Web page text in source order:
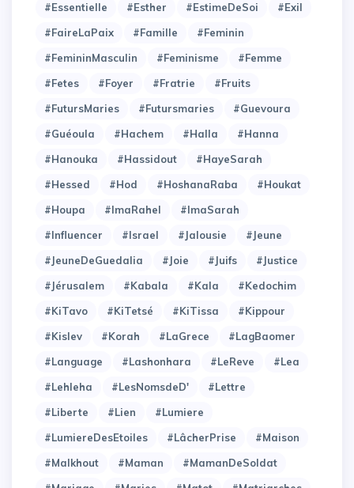
#Essentielle
#Esther #EstimeDeSoi
#Exil
#FaireLaPaix
#Famille
#Feminin
#FemininMasculin
#Feminisme
#Femme
#Fetes
#Foyer #Fratrie
#Fruits
#FutursMaries
#Futursmaries
#Guevoura
#Guéoula
#Hachem #Halla
#Hanna
#Hanouka
#Hassidout
#HayeSarah
#Hessed
#Hod #HoshanaRaba
#Houkat
#Houpa
#ImaRahel
#ImaSarah
#Influencer
#Israel #Jalousie
#Jeune
#JeuneDeGuedalia
#Joie #Juifs
#Justice
#Jérusalem
#Kabala #Kala
#Kedochim
#KiTavo
#KiTetsé #KiTissa
#Kippour
#Kislev
#Korah #LaGrece
#LagBaomer
#Language
#Lashonhara #LeReve
#Lea
#Lehleha
#LesNomsdeD'
#Lettre
#Liberte
#Lien
#Lumiere
#LumiereDesEtoiles
#LâcherPrise
#Maison
#Malkhout
#Maman
#MamanDeSoldat